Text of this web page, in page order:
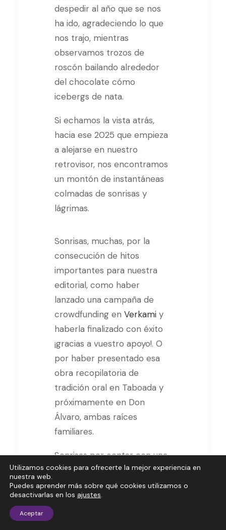
despedir al año que se nos
ha ido, agradeciendo lo que
nos trajo, mientras
observamos trozos de
roscón bailando alrededor
del chocolate cómo
icebergs de nata.
Si echamos la vista atrás,
hacia ese 2025 que empieza
a alejarse en nuestro
retrovisor, nos encontramos
un montón de instantáneas
colmadas de sonrisas y
lágrimas.
Sonrisas, muchas, por la
consecución de hitos
importantes para nuestra
editorial, como haber
lanzado una campaña de
crowdfunding en Verkami y
haberla finalizado con éxito
¡gracias a vuestro apoyo!. O
por haber presentado esa
obra recopilatoria de
tradición oral en Taboada y
próximamente en Don
Álvaro, ambas raíces
familiares.
Sonrisas por contar con una
nueva autora que ha
apostado por caminar juntas
para publicar su primera
Utilizamos cookies para ofrecerte la mejor experiencia en
nuestra web.
Puedes aprender más sobre qué cookies utilizamos o
desactivarlas en los ajustes.
Aceptar